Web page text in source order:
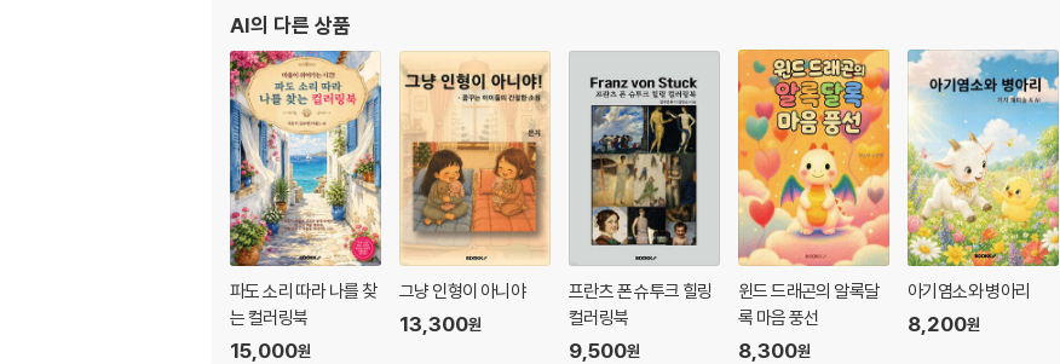
AI의 다른 상품
파도 소리 따라 나를 찾
는 컬러링북
15,000원
그냥 인형이 아니야
13,300원
프란츠 폰 슈투크 힐링
컬러링북
9,500원
윈드 드래곤의 알록달
록 마음 풍선
8,300원
아기염소와 병아리
8,200원